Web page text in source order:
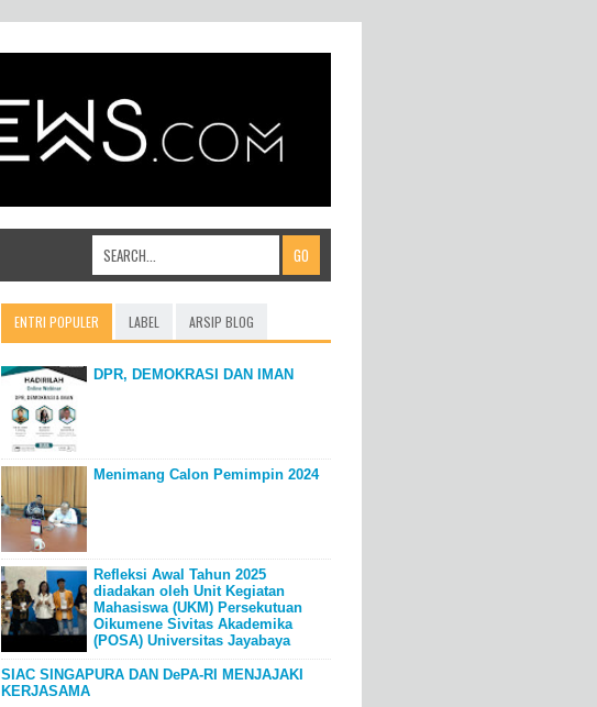
ENTRI POPULER LABEL ARSIP BLOG
DPR, DEMOKRASI DAN IMAN
Menimang Calon Pemimpin 2024
Refleksi Awal Tahun 2025
diadakan oleh Unit Kegiatan
Mahasiswa (UKM) Persekutuan
Oikumene Sivitas Akademika
(POSA) Universitas Jayabaya
SIAC SINGAPURA DAN DePA-RI MENJAJAKI
KERJASAMA